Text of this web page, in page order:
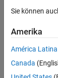
Syntax
Description
Version History
Syntax
Sie können
Amerika
América Latina
Canada